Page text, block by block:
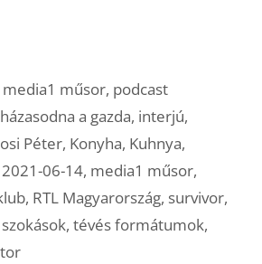
media1 műsor, podcast
házasodna a gazda, interjú,
Péter, Konyha, Kuhnya,
06-14, media1 műsor,
, RTL Magyarország, survivor,
, tévés formátumok,